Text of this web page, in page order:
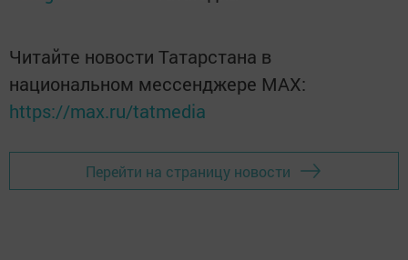
Читайте новости Татарстана в
национальном мессенджере MАХ:
https://max.ru/tatmedia
Перейти на страницу новости